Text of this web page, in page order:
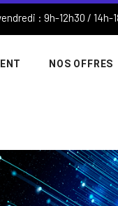
: 9h-12h30 / 14h-
NOS OFFRES